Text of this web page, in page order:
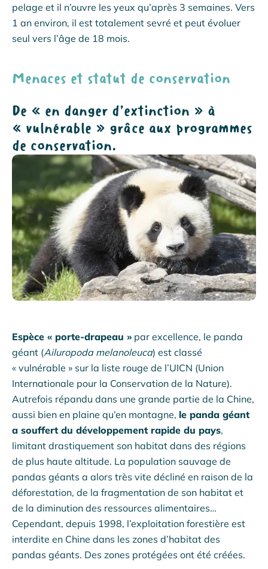
pelage et il n’ouvre les yeux qu’après 3 semaines. Vers
1 an environ, il est totalement sevré et peut évoluer
seul vers l’âge de 18 mois.
Menaces et statut de conservation
De « en danger d’extinction » à
« vulnérable » grâce aux programmes
de conservation.
Espèce « porte-drapeau » par excellence, le panda
géant (Ailuropoda melanoleuca) est classé
« vulnérable » sur la liste rouge de l’UICN (Union
Internationale pour la Conservation de la Nature).
Autrefois répandu dans une grande partie de la Chine,
aussi bien en plaine qu’en montagne, le panda géant
a souffert du développement rapide du pays,
limitant drastiquement son habitat dans des régions
de plus haute altitude. La population sauvage de
pandas géants a alors très vite décliné en raison de la
déforestation, de la fragmentation de son habitat et
de la diminution des ressources alimentaires…
Cependant, depuis 1998, l’exploitation forestière est
interdite en Chine dans les zones d’habitat des
pandas géants. Des zones protégées ont été créées.